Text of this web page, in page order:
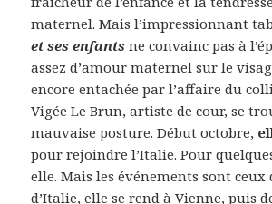
maternel. Mais l’impressionnant
et ses enfants ne convainc pas à
assez d’amour maternel sur le
encore entachée par l’affaire du
Vigée Le Brun, artiste de cour, se
mauvaise posture. Début octobre,
pour rejoindre l’Italie. Pour
elle. Mais les événements sont ceux
d’Italie, elle se rend à Vienne, puis